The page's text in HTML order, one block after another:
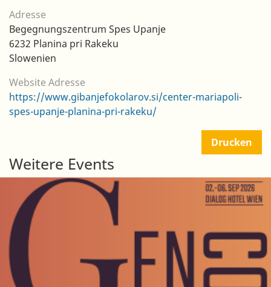
Adresse
Begegnungszentrum Spes Upanje
6232 Planina pri Rakeku
Slowenien
Website Adresse
https://www.gibanjefokolarov.si/center-mariapoli-
spes-upanje-planina-pri-rakeku/
Drucken
Weitere Events